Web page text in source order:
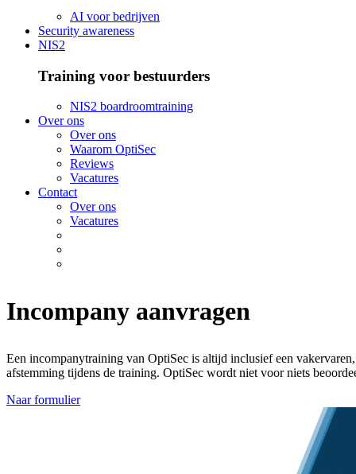
AI voor bedrijven
Security awareness
NIS2
Training voor bestuurders
NIS2 boardroomtraining
Over ons
Over ons
Waarom OptiSec
Reviews
Vacatures
Contact
Over ons
Vacatures
Incompany aanvragen
Een incompanytraining van OptiSec is altijd inclusief een
afstemming tijdens de training. OptiSec wordt niet voor niets
Naar formulier